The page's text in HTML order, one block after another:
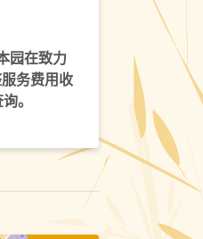
园在致力
务费用收
。